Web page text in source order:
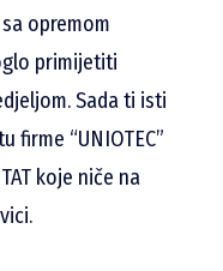
opremom
primijetiti
Sada ti isti
firme “UNIOTEC”
koje niče na